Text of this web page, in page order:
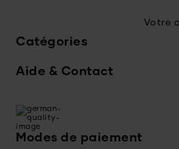
Votre
Catégories
Aide & Contact
Modes de paiement